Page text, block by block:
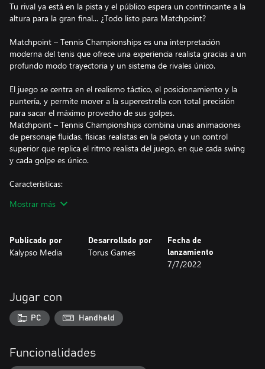
Tu rival ya está en la pista y el público espera un contrincante a la
altura para la gran final... ¿Todo listo para Matchpoint?
Matchpoint – Tennis Championships es una interpretación
moderna del tenis que ofrece una experiencia realista gracias a un
profundo modo trayectoria y un sistema de rivales único.
El juego se centra en el realismo táctico, el posicionamiento y la
puntería, y permite mover a la superestrella con total precisión
para sacar el máximo provecho de sus golpes.
Matchpoint – Tennis Championships combina unas animaciones
de personaje fluidas, físicas realistas en la pelota y un control
superior que replica el ritmo realista del juego, en que cada swing
y cada golpe es único.
Características:
• Comienza tu camino individual o como multijugador en línea.
• Crea tu propia estrella del tenis en 3D. Elige tu apariencia, ropa
y estilo de juego gracias a una gran variedad de opciones de
personalización, incluyendo técnicas realistas como el revés de
• Domina la pista como una estrella profesional. ¡El juego cuenta
con 16 estrellas del tenis internacionales reales del circuito
profesional, como Carlos Alcaraz, Benoît Paire o Garbiñe
Muguruza, incluyendo su equipamiento de marcas como Nike,
una raqueta y conviértete en la próxima estrella del tenis!
Mostrar más
Publicado por
Kalypso Media
Desarrollado por
Torus Games
Fecha de
lanzamiento
7/7/2022
Jugar con
PC Handheld
Funcionalidades